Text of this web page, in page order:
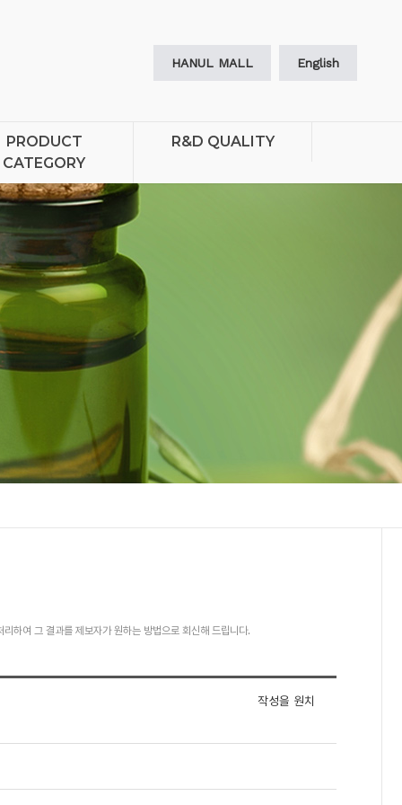
HANUL MALL English
PRODUCT
CATEGORY
R&D QUALITY
하여 그 결과를 제보자가 원하는 방법으로 회신해 드립니다.
작성을 원치